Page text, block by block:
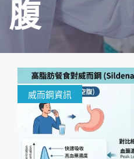
腹
威而鋼資訊